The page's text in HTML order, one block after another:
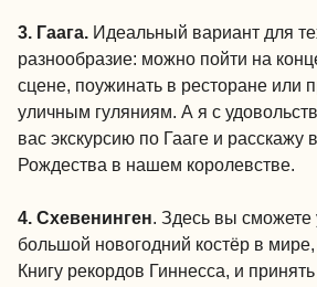
3. Гаага. Идеальный вариант для
разнообразие: можно пойти на
сцене, поужинать в ресторане или
уличным гуляниям. А я с
вас экскурсию по Гааге и расскажу
Рождества в нашем королевстве.
4. Схевенинген. Здесь вы сможете
большой новогодний костёр в
Книгу рекордов Гиннесса, и